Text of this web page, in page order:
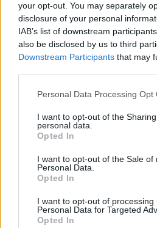
your opt-out. You may separately
disclosure of your personal
IAB’s list of downstream
also be disclosed by us to third
Downstream Participants that may
Personal Data Processing Opt
I want to opt-out of the
personal data.
Opted In
I want to opt-out of the Sale of
Personal Data.
Opted In
I want to opt-out of processing
Personal Data for Targeted
Opted In